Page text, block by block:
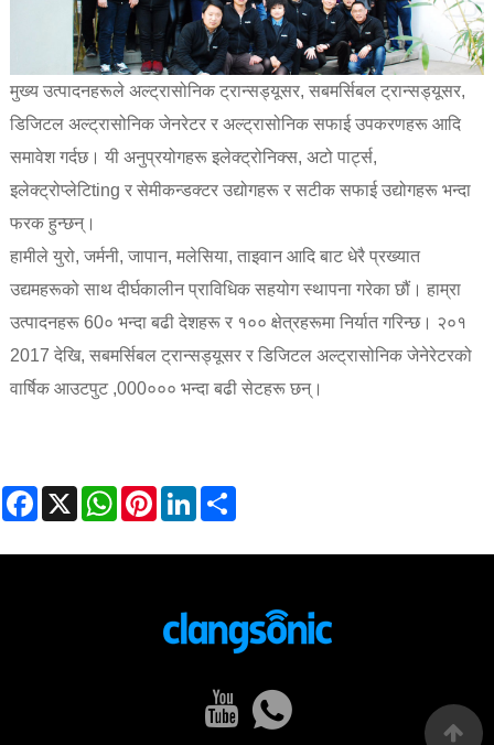
मुख्य उत्पादनहरूले अल्ट्रासोनिक ट्रान्सड्यूसर, सबमर्सिबल ट्रान्सड्यूसर,
डिजिटल अल्ट्रासोनिक जेनरेटर र अल्ट्रासोनिक सफाई उपकरणहरू आदि
समावेश गर्दछ। यी अनुप्रयोगहरू इलेक्ट्रोनिक्स, अटो पार्ट्स,
इलेक्ट्रोप्लेटिting र सेमीकन्डक्टर उद्योगहरू र सटीक सफाई उद्योगहरू भन्दा
फरक हुन्छन्।
हामीले युरो, जर्मनी, जापान, मलेसिया, ताइवान आदि बाट धेरै प्रख्यात
उद्यमहरूको साथ दीर्घकालीन प्राविधिक सहयोग स्थापना गरेका छौं। हाम्रा
उत्पादनहरू 60० भन्दा बढी देशहरू र १०० क्षेत्रहरूमा निर्यात गरिन्छ। २०१
2017 देखि, सबमर्सिबल ट्रान्सड्यूसर र डिजिटल अल्ट्रासोनिक जेनेरेटरको
वार्षिक आउटपुट ,000००० भन्दा बढी सेटहरू छन्।
Facebook
X WhatsAppPinterestLinkedIn